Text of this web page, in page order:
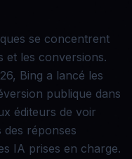
se concentrent
et les conversions.
Bing a lancé les
publique dans
éditeurs de voir
des réponses
IA prises en charge.